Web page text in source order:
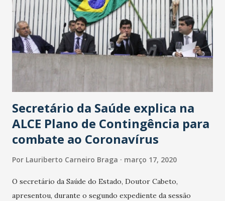
Secretário da Saúde explica na
ALCE Plano de Contingência para
combate ao Coronavírus
Por Lauriberto Carneiro Braga março 17, 2020
O secretário da Saúde do Estado, Doutor Cabeto,
apresentou, durante o segundo expediente da sessão